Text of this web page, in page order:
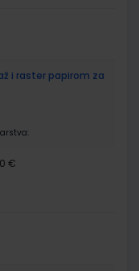
i raster papirom za
€